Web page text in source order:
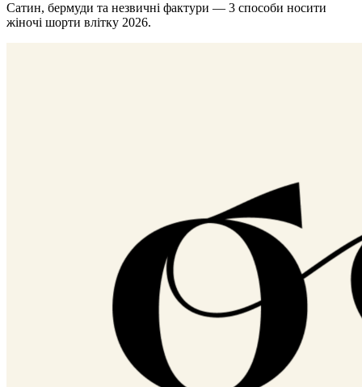
Сатин, бермуди та незвичні фактури — 3 способи носити
жіночі шорти влітку 2026.